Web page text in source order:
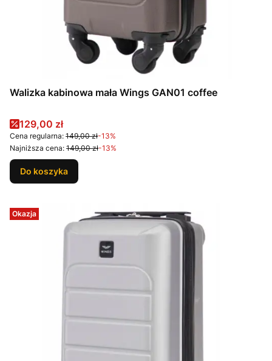
Walizka kabinowa mała Wings GAN01 coffee
Cena promocyjna
129,00 zł
Cena regularna: 149,00 zł-13%
Najniższa cena: 149,00 zł-13%
Do koszyka
Okazja